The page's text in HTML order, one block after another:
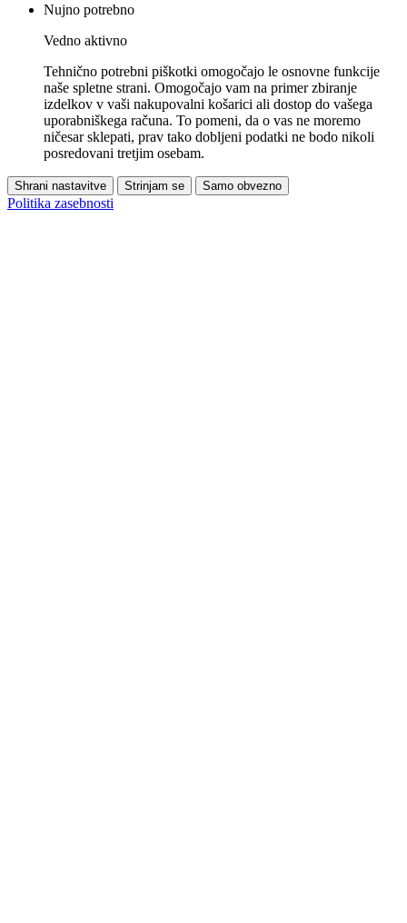
Nujno potrebno
Vedno aktivno
Tehnično potrebni piškotki omogočajo le osnovne funkcije
naše spletne strani. Omogočajo vam na primer zbiranje
izdelkov v vaši nakupovalni košarici ali dostop do vašega
uporabniškega računa. To pomeni, da o vas ne moremo
ničesar sklepati, prav tako dobljeni podatki ne bodo nikoli
posredovani tretjim osebam.
Shrani nastavitve Strinjam se Samo obvezno
Politika zasebnosti